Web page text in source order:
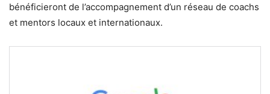
bénéficieront de l’accompagnement d’un réseau de coachs
et mentors locaux et internationaux.